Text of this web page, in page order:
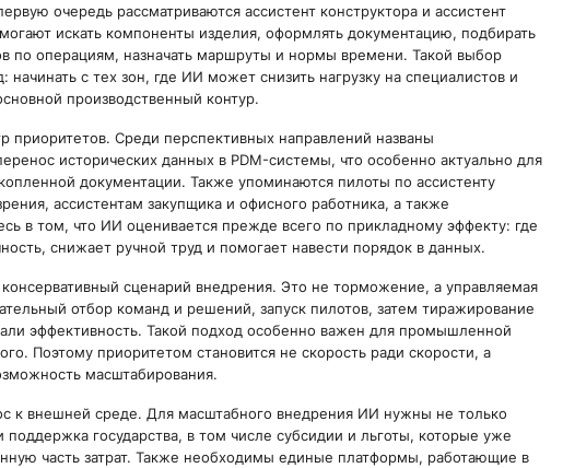
очередь рассматриваются ассистент конструктора и ассистент
искать компоненты изделия, оформлять документацию, подбирать
по операциям, назначать маршруты и нормы времени. Такой выбор
с тех зон, где ИИ может снизить нагрузку на специалистов и
производственный контур.
приоритетов. Среди перспективных направлений названы
исторических данных в PDM-системы, что особенно актуально для
документации. Также упоминаются пилоты по ассистенту
ассистентам закупщика и офисного работника, а также
в том, что ИИ оценивается прежде всего по прикладному эффекту: где
снижает ручной труд и помогает навести порядок в данных.
сценарий внедрения. Это не торможение, а управляемая
отбор команд и решений, запуск пилотов, затем тиражирование
эффективность. Такой подход особенно важен для промышленной
Поэтому приоритетом становится не скорость ради скорости, а
масштабирования.
к внешней среде. Для масштабного внедрения ИИ нужны не только
поддержка государства, в том числе субсидии и льготы, которые уже
часть затрат. Также необходимы единые платформы, работающие в